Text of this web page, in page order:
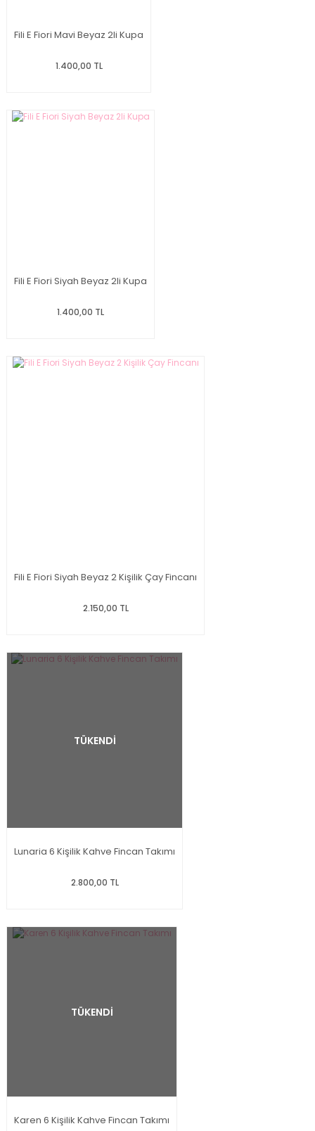
Fili E Fiori Mavi Beyaz 2li Kupa
1.400,00 TL
Fili E Fiori Siyah Beyaz 2li Kupa
1.400,00 TL
Fili E Fiori Siyah Beyaz 2 Kişilik Çay Fincanı
2.150,00 TL
TÜKENDİ
Lunaria 6 Kişilik Kahve Fincan Takımı
2.800,00 TL
TÜKENDİ
Karen 6 Kişilik Kahve Fincan Takımı